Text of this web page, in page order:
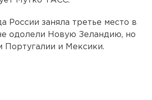
России заняла третье место в
одолели Новую Зеландию, но
Португалии и Мексики.